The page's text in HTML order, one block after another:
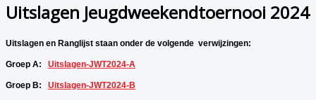
Uitslagen Jeugdweekendtoernooi 2024
Uitslagen en Ranglijst staan onder de volgende  verwijzingen:
Groep A: Uitslagen-JWT2024-A
Groep B: Uitslagen-JWT2024-B